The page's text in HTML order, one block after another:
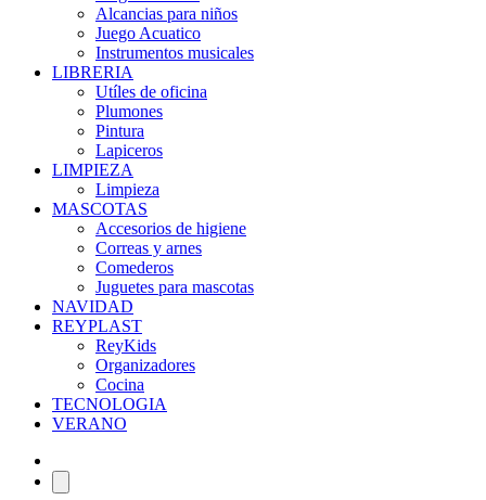
Alcancias para niños
Juego Acuatico
Instrumentos musicales
LIBRERIA
Utíles de oficina
Plumones
Pintura
Lapiceros
LIMPIEZA
Limpieza
MASCOTAS
Accesorios de higiene
Correas y arnes
Comederos
Juguetes para mascotas
NAVIDAD
REYPLAST
ReyKids
Organizadores
Cocina
TECNOLOGIA
VERANO